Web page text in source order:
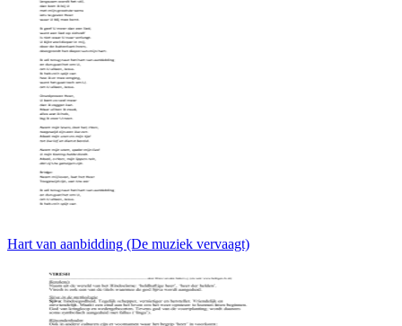
Hart van aanbidding (De muziek vervaagt)